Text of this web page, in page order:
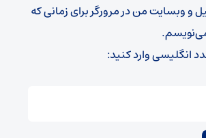
و وبسایت من در مرورگر برای زمانی که
انگلیسی وارد کنید: